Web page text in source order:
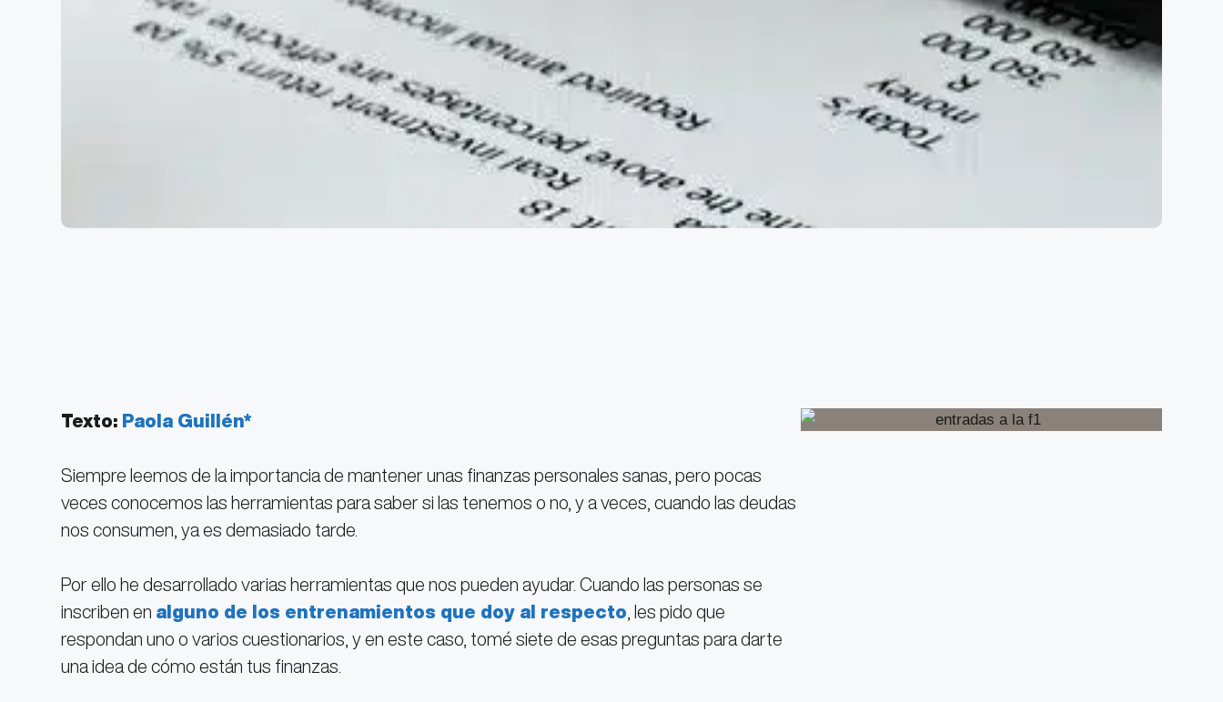
Texto: Paola Guillén*
Siempre leemos de la importancia de mantener unas finanzas personales sanas, pero pocas
veces conocemos las herramientas para saber si las tenemos o no, y a veces, cuando las deudas
nos consumen, ya es demasiado tarde.
Por ello he desarrollado varias herramientas que nos pueden ayudar. Cuando las personas se
inscriben en alguno de los entrenamientos que doy al respecto , les pido que
respondan uno o varios cuestionarios, y en este caso, tomé siete de esas preguntas para darte
una idea de cómo están tus finanzas.